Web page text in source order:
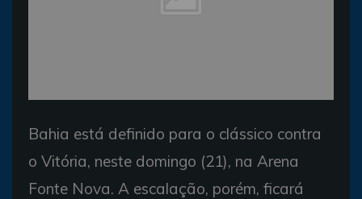
Bahia está definido para o clássico contra
o Vitória, neste domingo (21), na Arena
Fonte Nova. A escalação, porém, ficará